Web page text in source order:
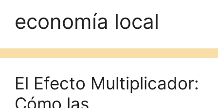
economía local
El Efecto Multiplicador:
Cómo las